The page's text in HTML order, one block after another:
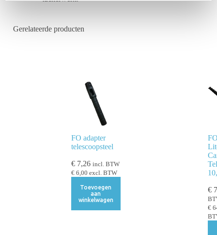
Gerelateerde producten
FO adapter
telescoopsteel
€7,26 incl. BTW
€6,00 excl. BTW
Toevoegen
aan
winkelwagen
€
€